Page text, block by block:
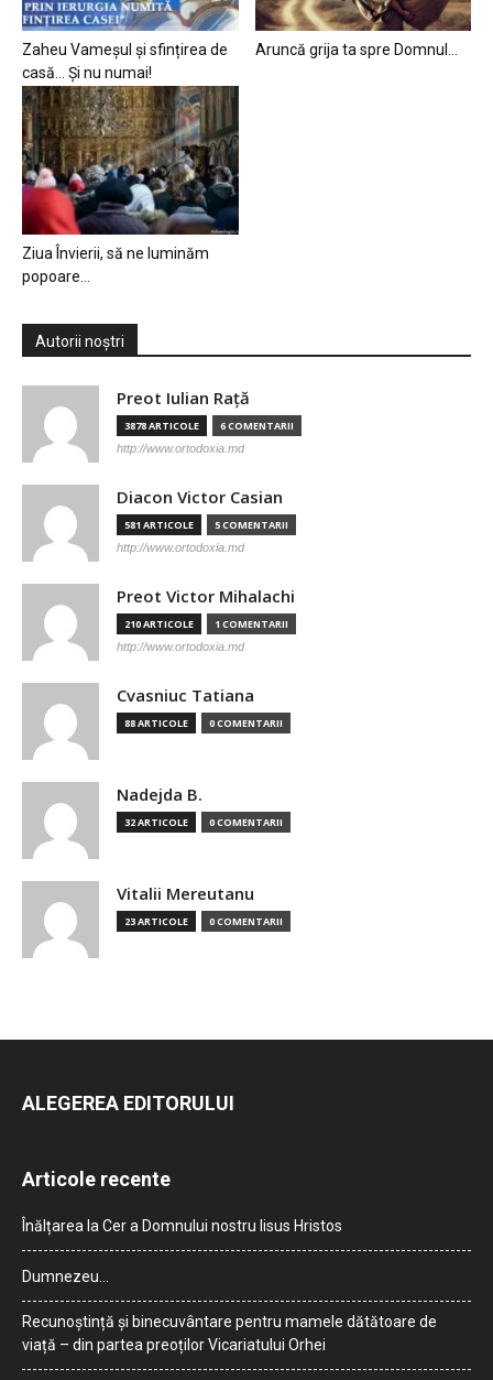
Zaheu Vameșul și sfințirea de
casă… Și nu numai!
Aruncă grija ta spre Domnul…
Ziua Învierii, să ne luminăm
popoare…
Autorii noștri
Preot Iulian Raţă
3878 ARTICOLE 6 COMENTARII
http://www.ortodoxia.md
Diacon Victor Casian
581 ARTICOLE 5 COMENTARII
http://www.ortodoxia.md
Preot Victor Mihalachi
210 ARTICOLE 1 COMENTARII
http://www.ortodoxia.md
Cvasniuc Tatiana
88 ARTICOLE 0 COMENTARII
Nadejda B.
32 ARTICOLE 0 COMENTARII
Vitalii Mereutanu
23 ARTICOLE 0 COMENTARII
ALEGEREA EDITORULUI
Articole recente
Înălțarea la Cer a Domnului nostru Iisus Hristos
Dumnezeu…
Recunoștință și binecuvântare pentru mamele dătătoare de
viață – din partea preoților Vicariatului Orhei